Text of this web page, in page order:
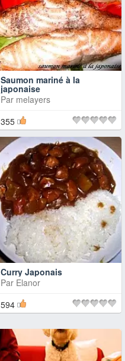
Saumon mariné à la
japonaise
Par melayers
355
Curry Japonais
Par Elanor
594